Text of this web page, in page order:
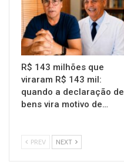
R$ 143 milhões que
viraram R$ 143 mil:
quando a declaração de
bens vira motivo de…
PREV NEXT